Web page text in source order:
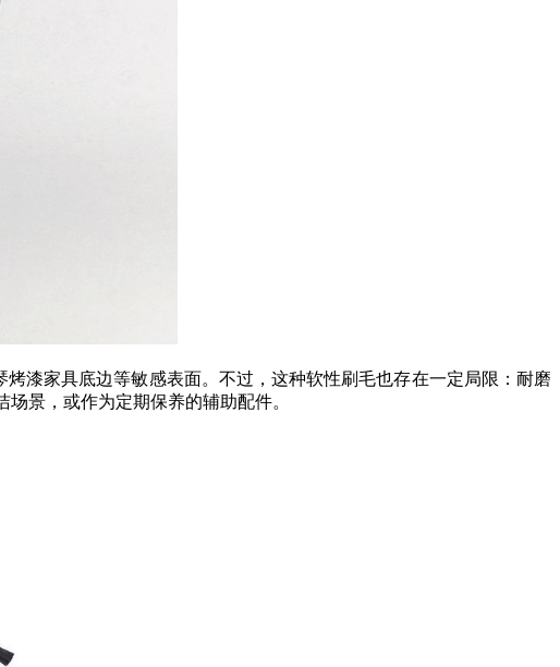
漆家具底边等敏感表面。不过，这种软性刷毛也存在一定局限：耐磨
景，或作为定期保养的辅助配件。